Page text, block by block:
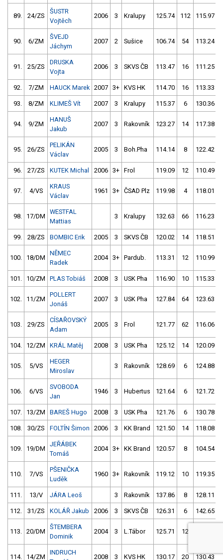
89. 24/ZS
ŠUSTR
Vojtěch
2006 3 Kralupy 125.74 112 115.97
90. 6/ZM
ŠVEJD
Jáchym
2007 2 Sušice 106.74 54 113.24
91. 25/ZS
DRUSKA
Vojta
2006 3 SKVS ČB 113.47 16 111.25
92. 7/ZM HAUCK Marek 2007 3+ KVS HK 114.70 16 113.33
93. 8/ZM KLIMEŠ Vít 2007 3 Kralupy 115.37 6 130.36
94. 9/ZM
HANUŠ
Jakub
2007 3 Rakovník 123.27 14 117.38
95. 26/ZS
PELIKÁN
Václav
2005 3 Boh.Pha 114.14 8 122.42
96. 27/ZS KUTEK Michal 2006 3+ Frol 119.09 12 110.49
97. 4/VS
KRAUS
Václav
1961 3+ ČSAD Plz 119.98 4 118.01
98. 17/DM
WESTFAL
Mattias
3 Kralupy 132.63 66 116.23
99. 28/ZS BOMBIC Erik 2005 3 SKVS ČB 120.02 14 118.51
100. 18/DM
NĚMEC
Radek
2004 3+ Pardub. 113.31 12 110.99
101. 10/ZM PLAS Tobiáš 2008 3 USK Pha 116.90 10 115.33
102. 11/ZM
POLLERT
Jonáš
2007 3 USK Pha 127.84 64 123.63
103. 29/ZS
CÍSAŘOVSKÝ
Adam
2005 3 Frol 121.77 62 116.06
104. 12/ZM KRÁL Matěj 2008 3 USK Pha 125.12 14 120.09
105. 5/VS
HEGER
Miroslav
3 Rakovník 128.69 6 124.88
106. 6/VS
SVOBODA
Jan
1946 3 Hubertus 121.64 6 121.72
107. 13/ZM BAREŠ Hugo 2008 3 USK Pha 121.76 6 130.78
108. 30/ZS FOLTÍN Šimon 2006 3 KK Brand 121.50 14 118.08
109. 19/DM
JEŘÁBEK
Tomáš
2004 3+ KK Brand 120.57 8 104.54
110. 7/VS
PŠENIČKA
Luděk
1960 3+ Rakovník 119.12 10 119.35
111. 13/V JÁRA Leoš 3 Rakovník 137.86 8 128.11
112. 31/ZS KOLÁŘ Jakub 2006 3 SKVS ČB 126.31 6 142.65
113. 20/DM
ŠTEMBERA
Dominik
2004 3 L.Tábor 125.71 12
114. 14/ZM
INDRUCH
2008 3 KVS HK 130.17 20 130.43